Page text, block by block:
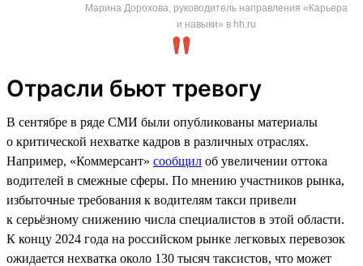
Марина Дорохова, руководитель направления «Карьера
и навыки» в hh.ru
Отрасли бьют тревогу
В сентябре в ряде СМИ были опубликованы материалы
о критической нехватке кадров в различных отраслях.
Например, «Коммерсант» сообщил об увеличении оттока
водителей в смежные сферы. По мнению участников рынка,
избыточные требования к водителям такси привели
к серьёзному снижению числа специалистов в этой области.
К концу 2024 года на российском рынке легковых перевозок
ожидается нехватка около 130 тысяч таксистов, что может